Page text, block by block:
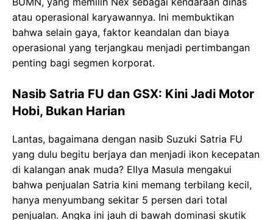
atau operasional karyawannya. Ini membuktikan
bahwa selain gaya, faktor keandalan dan biaya
operasional yang terjangkau menjadi pertimbangan
penting bagi segmen korporat.
Nasib Satria FU dan GSX: Kini Jadi Motor
Hobi, Bukan Harian
Lantas, bagaimana dengan nasib Suzuki Satria FU
yang dulu begitu berjaya dan menjadi ikon kecepatan
di kalangan anak muda? Ellya Masula mengakui
bahwa penjualan Satria kini memang terbilang kecil,
hanya menyumbang sekitar 5 persen dari total
penjualan. Angka ini jauh di bawah dominasi skutik